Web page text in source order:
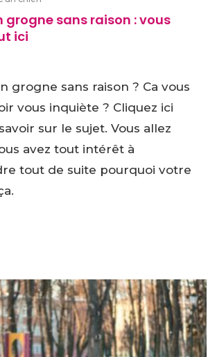
grogne sans raison : vous
ici
grogne sans raison ? Ca vous
vous inquiète ? Cliquez ici
sur le sujet. Vous allez
avez tout intérêt à
tout de suite pourquoi votre